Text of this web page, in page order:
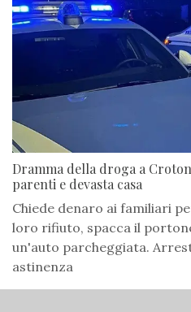
Dramma della droga a
parenti e devasta casa
Chiede denaro ai familiari
loro rifiuto, spacca il
un'auto parcheggiata.
astinenza